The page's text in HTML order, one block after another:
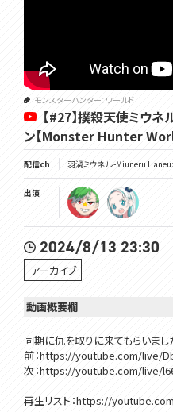
モンスターハンター：ワールド
【#27】撲殺天使ミウ
ン【Monster Hunter
配信ch 羽渦ミウネル -Miuneru
出演
2024/8/13 23:30
アーカイブ
動画概要欄
同期に仇を取りに来てもらいまし
前：https://youtube.com/live/
次：https://youtube.com/live/
再生リスト：https://